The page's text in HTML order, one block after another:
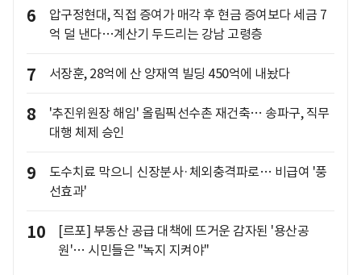
6
압구정현대, 직접 증여가 매각 후 현금 증여보다 세금 7
억 덜 낸다…계산기 두드리는 강남 고령층
7 서장훈, 28억에 산 양재역 빌딩 450억에 내놨다
8
'추진위원장 해임' 올림픽선수촌 재건축… 송파구, 직무
대행 체제 승인
9
도수치료 막으니 신장분사·체외충격파로… 비급여 '풍
선효과'
10
[르포] 부동산 공급 대책에 뜨거운 감자된 '용산공
원'… 시민들은 "녹지 지켜야"